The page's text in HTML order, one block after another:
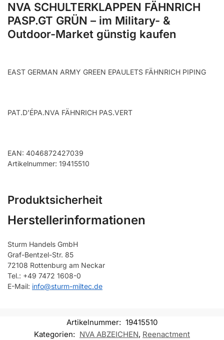
NVA SCHULTERKLAPPEN FÄHNRICH
PASP.GT GRÜN – im Military- &
Outdoor-Market günstig kaufen
EAST GERMAN ARMY GREEN EPAULETS FÄHNRICH PIPING
PAT.D’ÉPA.NVA FÄHNRICH PAS.VERT
EAN: 4046872427039
Artikelnummer: 19415510
Produktsicherheit
Herstellerinformationen
Sturm Handels GmbH
Graf-Bentzel-Str. 85
72108 Rottenburg am Neckar
Tel.: +49 7472 1608-0
E-Mail: info@sturm-miltec.de
Artikelnummer: 19415510
Kategorien: NVA ABZEICHEN, Reenactment